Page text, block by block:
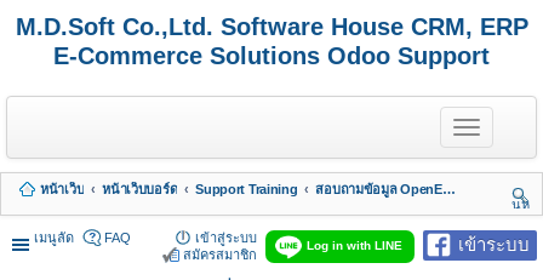
M.D.Soft Co.,Ltd. Software House CRM, ERP
E-Commerce Solutions Odoo Support
T
o
g
e
n
a
หน้าเว็บ หน้าเว็บบอร์ด Support Training
สอบถามข้อมูล OpenERP 7 - Odoo 8, 9, 10, 11, 12, 13, 14, 15,.. รวมถึง Odoo Enterprise
นห
า
เมนูลัด
เข้าระบบ
Log in with LINE
FAQ
เข้าสู่ระบบ
สมัครสมาชิก